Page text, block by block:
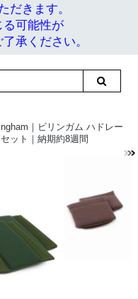
だきます。
る可能性が
承ください。
｜ビリンガム ハドレー
ット｜納期約8週間